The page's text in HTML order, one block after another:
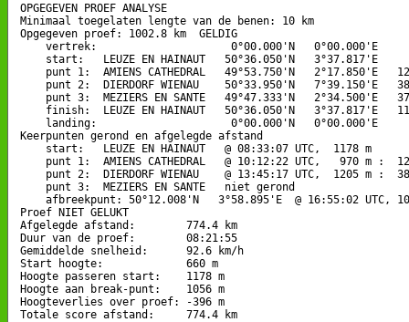
OPGEGEVEN PROEF ANALYSE
Minimaal toegelaten lengte van de benen: 10 km
Opgegeven proef: 1002.8 km  GELDIG
    vertrek:                     0°00.000'N   0°00.000'E
    start:   LEUZE EN HAINAUT   50°36.050'N   3°37.817'E
punt 1:  AMIENS CATHEDRAL   49°53.750'N   2°17.850'E
punt 2:  DIERDORF WIENAU    50°33.950'N   7°39.150'E
punt 3:  MEZIERS EN SANTE   49°47.333'N   2°34.500'E
finish:  LEUZE EN HAINAUT   50°36.050'N   3°37.817'E
    landing:                     0°00.000'N   0°00.000'E
Keerpunten gerond en afgelegde afstand
    start:   LEUZE EN HAINAUT   @ 08:33:07 UTC,  1178 m
punt 1:  AMIENS CATHEDRAL   @ 10:12:22 UTC,   970 m :
punt 2:  DIERDORF WIENAU    @ 13:45:17 UTC,  1205 m :
    punt 3:  MEZIERS EN SANTE   niet gerond
afbreekpunt: 50°12.008'N   3°58.895'E  @ 16:55:02 UTC,
Proef NIET GELUKT
Afgelegde afstand:        774.4 km
Duur van de proef:        08:21:55
Gemiddelde snelheid:      92.6 km/h
Start hoogte:             660 m
Hoogte passeren start:    1178 m
Hoogte aan break-punt:    1056 m
Hoogteverlies over proef: -396 m
Totale score afstand:     774.4 km